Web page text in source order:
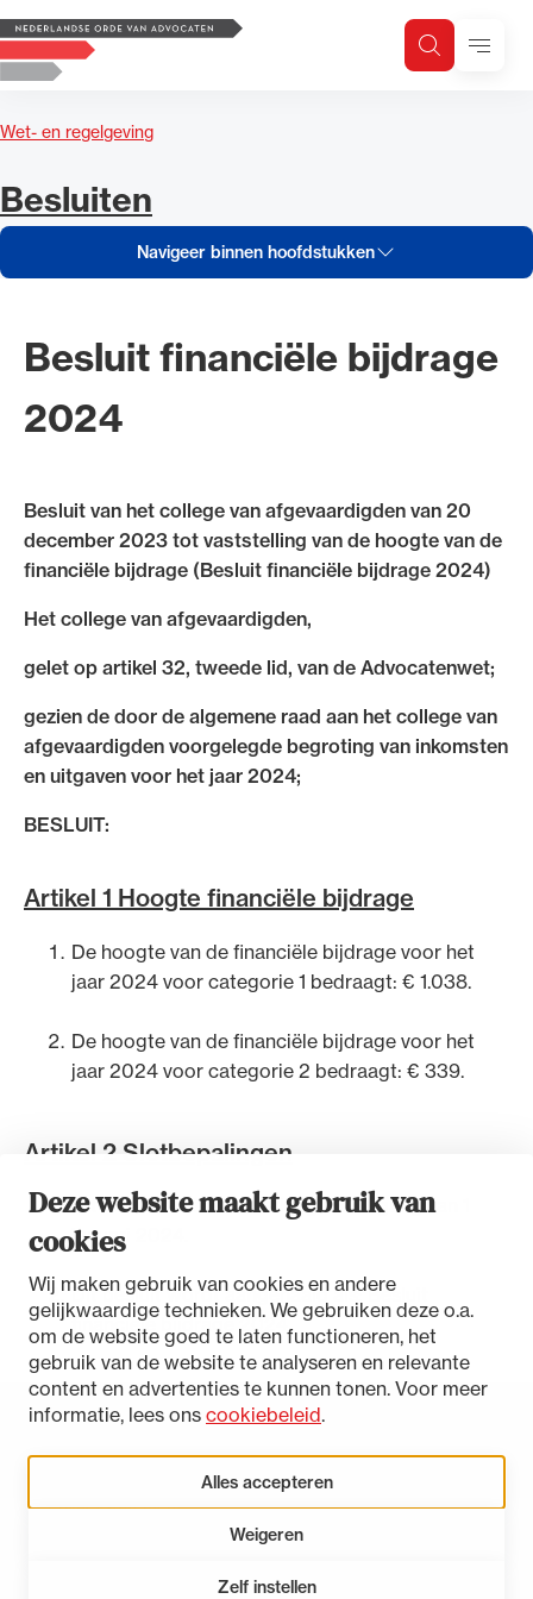
Deze website maakt gebruik van
cookies
Wij maken gebruik van cookies en andere
gelijkwaardige technieken. We gebruiken deze o.a.
om de website goed te laten functioneren, het
gebruik van de website te analyseren en relevante
content en advertenties te kunnen tonen. Voor meer
informatie, lees ons cookiebeleid.
Alles accepteren
Weigeren
Zelf instellen
Logo, to the homepage
ZoekenMenu
Wet- en regelgeving
Navigeer binnen hoofdstukken
Besluit financiële bijdrage
2024
Besluit van het college van afgevaardigden van 20
december 2023 tot vaststelling van de hoogte van de
financiële bijdrage (Besluit financiële bijdrage 2024)
Het college van afgevaardigden,
gelet op artikel 32, tweede lid, van de Advocatenwet;
gezien de door de algemene raad aan het college van
afgevaardigden voorgelegde begroting van inkomsten
en uitgaven voor het jaar 2024;
BESLUIT:
Artikel 1 Hoogte financiële bijdrage
De hoogte van de financiële bijdrage voor het
jaar 2024 voor categorie 1 bedraagt: € 1.038.
De hoogte van de financiële bijdrage voor het
jaar 2024 voor categorie 2 bedraagt: € 339.
Artikel 2 Slotbepalingen
Dit besluit treedt in werking met ingang van 1
januari 2024.
Dit besluit wordt aangehaald als: Besluit
financiële bijdrage 2024
Navigeer inhoud van
Besluiten
Navigeer inhoud van Besluiten
Privacystatement
Zoeken
Zoek op trefwoord
Uitgelicht
Van de Advocatenwet tot de Verordening op
de advocatuur (Voda) en de Regeling op de
advocatuur (Roda).
Ondersteuning voor advocaten bij hun
beroepsuitoefening: van de advocatenpas tot
geheimhoudernummers.